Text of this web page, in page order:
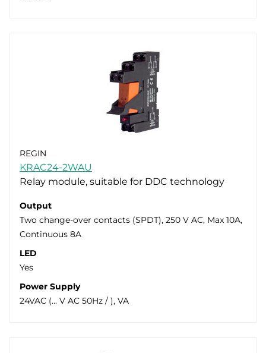
REGIN
KRAC24-2WAU
Relay module, suitable for DDC technology
Output
Two change-over contacts (SPDT), 250 V AC, Max 10A,
Continuous 8A
LED
Yes
Power Supply
24VAC (... V AC 50Hz / ), VA